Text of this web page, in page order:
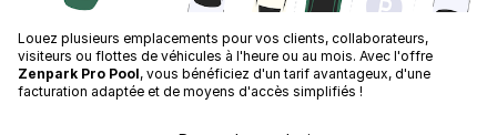
Louez plusieurs emplacements pour vos clients, collaborateurs,
visiteurs ou flottes de véhicules à l'heure ou au mois. Avec l'offre
Zenpark Pro Pool, vous bénéficiez d'un tarif avantageux, d'une
facturation adaptée et de moyens d'accès simplifiés !